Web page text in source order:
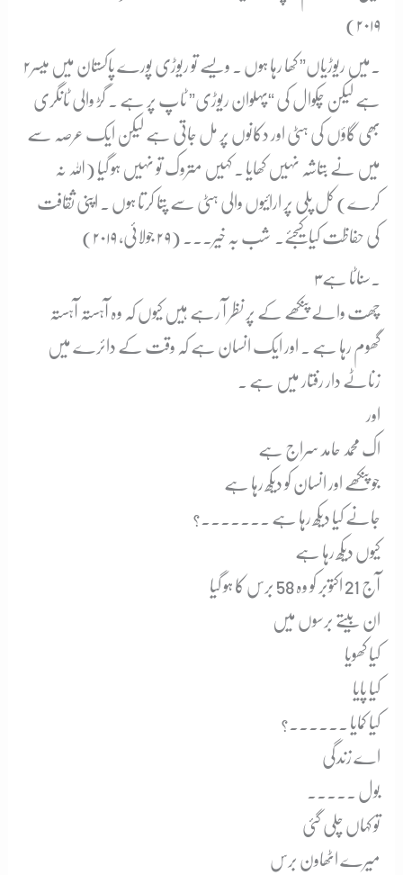
۲۰۱۹)
میں ریوڑیاں” کھا رہا ہوں ۔ ویسے تو ریوڑی پورے پاکستان میں میسر
ہے لیکن چکوال کی “پہلوان ریوڑی” ٹاپ پر ہے ۔ گڑ والی ٹانگری
بھی گاؤں کی ہٹی اور دکانوں پر مل جاتی ہے لیکن ایک عرصہ سے
میں نے بتاشہ نہیں کھایا ۔ کہیں متروک تو نہیں ہو گیا (اللہ نہ
کرے) کل پلی پر ارائیوں والی ہٹی سے پتا کرتا ہوں ۔ اپنی ثقافت
کی حفاظت کیا کیجئے۔ شب بہ خیر۔۔۔ (۲۹ جولائی، ۲۰۱۹)
سناٹا ہے
چھت والے پنکھے کے پر نظر آ رہے ہیں کیوں کہ وہ آہستہ آہستہ
گھوم رہا ہے ۔ اور ایک انسان ہے کہ وقت کے دائرے میں
زناٹے دار رفتار میں ہے ۔
اور
اک محمد حامد سراج ہے
جو پنکھے اور انسان کو دیکھ رہا ہے
جانے کیا دیکھ رہا ہے ۔۔۔۔۔۔۔؟
کیوں دیکھ رہا ہے
آج 21 اکتوبر کو وہ 58 برس کا ہو گیا
ان بیتے برسوں میں
کیا کھویا
کیا پایا
کیا کمایا ۔۔۔۔۔۔؟
اے زندگی
بول ۔۔۔۔۔
تو کہاں چلی گئی
میرے اٹھاون برس